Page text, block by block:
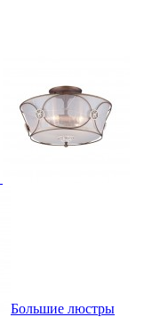
Большие люстры